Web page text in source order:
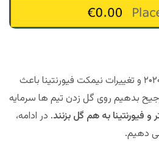
روند سینوسی اینتر در سال ۲۰۲۰ و تغییرات نیمکت فیورنتینا باعث
بدهیم روی گل زدن تیم ها سرمایه
و فیورنتینا به هم گل بزنند. در ادامه،
دهیم.